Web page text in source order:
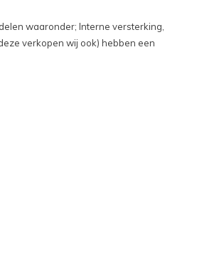
waaronder; Interne versterking,
verkopen wij ook) hebben een